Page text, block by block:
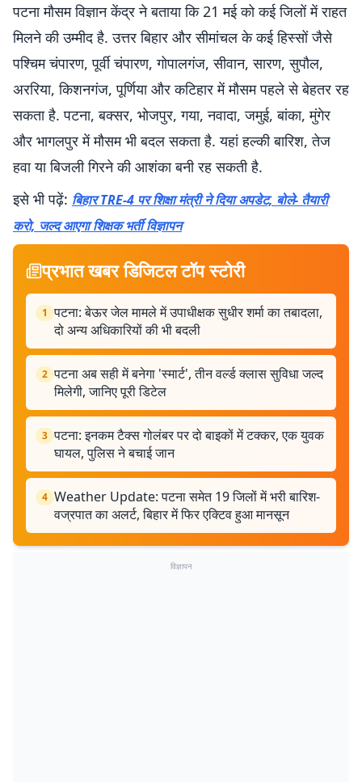
पटना मौसम विज्ञान केंद्र ने बताया कि 21 मई को कई जिलों में राहत
मिलने की उम्मीद है. उत्तर बिहार और सीमांचल के कई हिस्सों जैसे
पश्चिम चंपारण, पूर्वी चंपारण, गोपालगंज, सीवान, सारण, सुपौल,
अररिया, किशनगंज, पूर्णिया और कटिहार में मौसम पहले से बेहतर रह
सकता है. पटना, बक्सर, भोजपुर, गया, नवादा, जमुई, बांका, मुंगेर
और भागलपुर में मौसम भी बदल सकता है. यहां हल्की बारिश, तेज
हवा या बिजली गिरने की आशंका बनी रह सकती है.
इसे भी पढ़ें: बिहार TRE-4 पर शिक्षा मंत्री ने दिया अपडेट, बोले- तैयारी
करो, जल्द आएगा शिक्षक भर्ती विज्ञापन
प्रभात खबर डिजिटल टॉप स्टोरी
1 पटना: बेऊर जेल मामले में उपाधीक्षक सुधीर शर्मा का तबादला,
दो अन्य अधिकारियों की भी बदली
2 पटना अब सही में बनेगा 'स्मार्ट', तीन वर्ल्ड क्लास सुविधा जल्द
मिलेगी, जानिए पूरी डिटेल
3 पटना: इनकम टैक्स गोलंबर पर दो बाइकों में टक्कर, एक युवक
घायल, पुलिस ने बचाई जान
4 Weather Update: पटना समेत 19 जिलों में भरी बारिश-
वज्रपात का अलर्ट, बिहार में फिर एक्टिव हुआ मानसून
विज्ञापन